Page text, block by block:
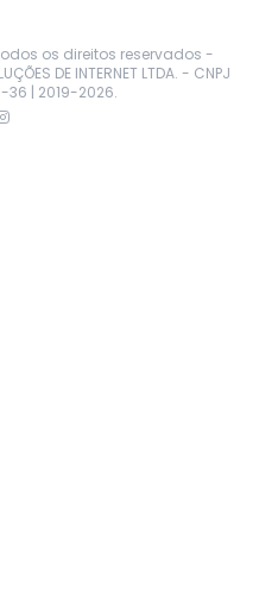
os direitos reservados -
DE INTERNET LTDA. - CNPJ
36 | 2019-2026.